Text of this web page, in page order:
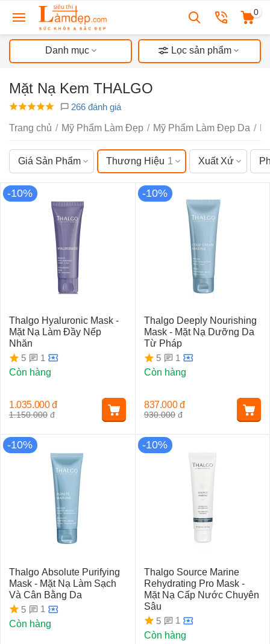
0
Danh mục Lọc sản phẩm
Mặt Nạ Kem THALGO
266 đánh giá
Trang chủ / Mỹ Phẩm Làm Đẹp / Mỹ Phẩm Làm Đẹp Da /
Giá Sản Phẩm Thương Hiệu 1 Xuất Xứ
-10%
Thalgo Hyaluronic Mask -
Mặt Nạ Làm Đầy Nếp
Nhăn
5
1
Còn hàng
1.150.000 đ
1.035.000 đ
-10%
Thalgo Deeply Nourishing
Mask - Mặt Nạ Dưỡng Da
Từ Pháp
5
1
Còn hàng
930.000 đ
837.000 đ
-10%
Thalgo Absolute Purifying
Mask - Mặt Nạ Làm Sạch
Và Cân Bằng Da
5
1
Còn hàng
-10%
Thalgo Source Marine
Rehydrating Pro Mask -
Mặt Nạ Cấp Nước Chuyên
Sâu
5
1
Còn hàng